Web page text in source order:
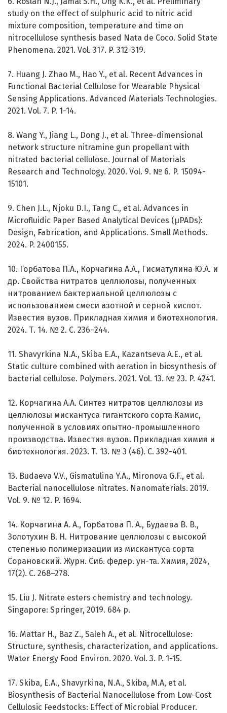
study on the effect of sulphuric acid to nitric acid
mixture composition, temperature and time on
nitrocellulose synthesis based Nata de Coco. Solid State
Phenomena. 2021. Vol. 317. P. 312-319.
7. Huang J. Zhao M., Hao Y., et al. Recent Advances in
Functional Bacterial Cellulose for Wearable Physical
Sensing Applications. Advanced Materials Technologies.
2021. Vol. 7. P. 1-14.
8. Wang Y., Jiang L., Dong J., et al. Three-dimensional
network structure nitramine gun propellant with
nitrated bacterial cellulose. Journal of Materials
Research and Technology. 2020. Vol. 9. № 6. P. 15094-
15101.
9. Chen J.L., Njoku D.I., Tang C., et al. Advances in
Microfluidic Paper Based Analytical Devices (µPADs):
Design, Fabrication, and Applications. Small Methods.
2024. P. 2400155.
10. Горбатова П.А., Корчагина А.А., Гисматулина Ю.А. и
др. Свойства нитратов целлюлозы, полученных
нитрованием бактериальной целлюлозы с
использованием смеси азотной и серной кислот.
Известия вузов. Прикладная химия и биотехнология.
2024. Т. 14. № 2. С. 236–244.
11. Shavyrkina N.A., Skiba E.A., Kazantseva A.E., et al.
Static culture combined with aeration in biosynthesis of
bacterial cellulose. Polymers. 2021. Vol. 13. № 23. P. 4241.
12. Корчагина А.А. Синтез нитратов целлюлозы из
целлюлозы мискантуса гигантского сорта Камис,
полученной в условиях опытно-промышленного
производства. Известия вузов. Прикладная химия и
биотехнология. 2023. Т. 13. № 3 (46). С. 392-401.
13. Budaeva V.V., Gismatulina Y.A., Mironova G.F., et al.
Bacterial nanocellulose nitrates. Nanomaterials. 2019.
Vol. 9. № 12. P. 1694.
14. Корчагина А. А., Горбатова П. А., Будаева В. В.,
Золотухин В. Н. Нитрование целлюлозы с высокой
степенью полимеризации из мискантуса сорта
Сорановский. Журн. Сиб. федер. ун-та. Химия, 2024,
17(2). С. 268–278.
15. Liu J. Nitrate esters chemistry and technology.
Singapore: Springer, 2019. 684 p.
16. Mattar H., Baz Z., Saleh A., et al. Nitrocellulose:
Structure, synthesis, characterization, and applications.
Water Energy Food Environ. 2020. Vol. 3. P. 1-15.
17. Skiba, E.A., Shavyrkina, N.A., Skiba, M.A, et al.
Biosynthesis of Bacterial Nanocellulose from Low-Cost
Cellulosic Feedstocks: Effect of Microbial Producer.